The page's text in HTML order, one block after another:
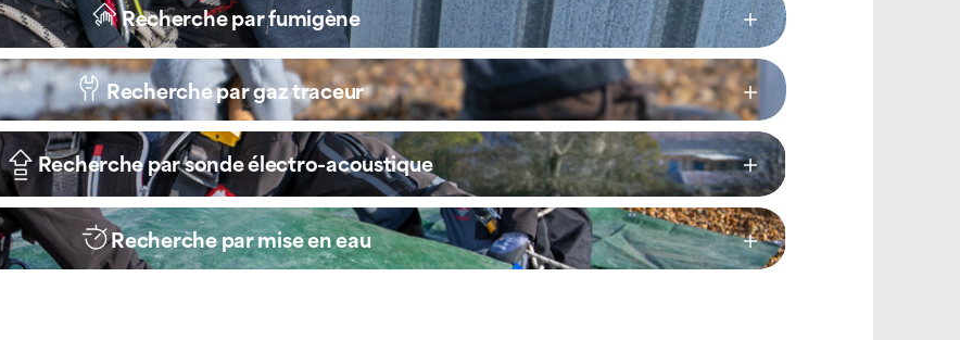
Recherche par fumigène
Recherche par gaz traceur
Recherche par sonde électro-acoustique
Recherche par mise en eau